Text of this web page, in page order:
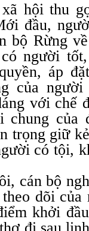
hội thu
đầu,
bộ Rừng
người
áp
của người
với chế
của
trọng giữ
có tội,
cán bộ
dõi
khởi